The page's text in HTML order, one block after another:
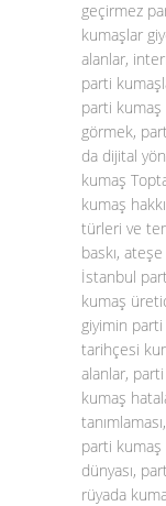
geçirmez
kumaşlar
alanlar,
parti
parti kumaş
görmek,
da dijital
kumaş
kumaş
türleri ve
baskı,
İstanbul
kumaş
giyimin
tarihçesi
alanlar,
kumaş
parti kumaş
dünyası,
rüyada